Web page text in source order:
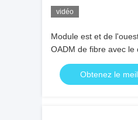
vidéo
Module est et de
OADM de fibre avec le
Sc RPA
Obtenez le